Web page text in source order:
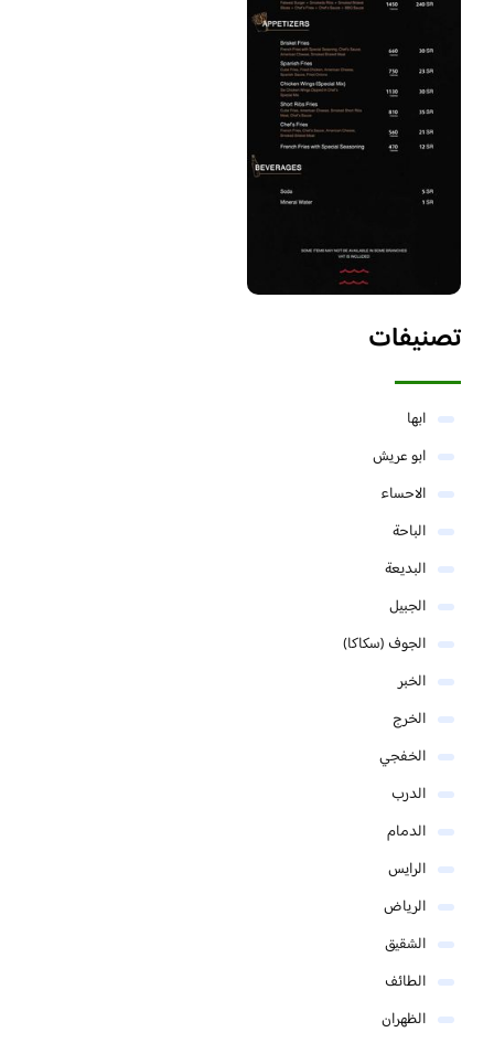
تصنيفات
ابها
ابو عريش
الاحساء
الباحة
البديعة
الجبيل
الجوف (سكاكا)
الخبر
الخرج
الخفجي
الدرب
الدمام
الرايس
الرياض
الشقيق
الطائف
الظهران